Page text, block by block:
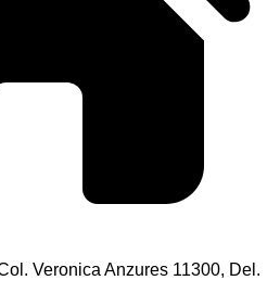
Veronica Anzures 11300, Del.